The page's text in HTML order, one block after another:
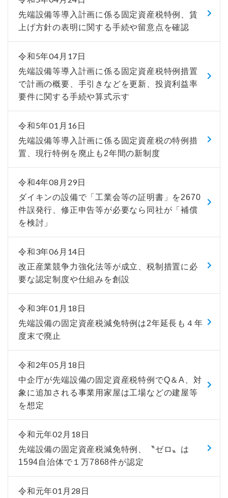
先端設備等導入計画に係る固定資産税特例、賃
上げ方針の表明に関する手続や留意点を確認
令和5年04月17日
先端設備等導入計画に係る固定資産税特例措置
で計画の概要、手引きなどを更新、投資利益率
要件に関する手続や算式示す
令和5年01月16日
先端設備等導入計画に係る固定資産税の特例措
置、現行特例を廃止も2年間の新制度
令和4年08月29日
ダイキンの設備で「工業会等の証明書」を2670
件誤発行、修正申告等が必要なら同社が「補償
を検討」
令和3年06月14日
改正産業競争力強化法等が成立、税制措置に必
要な認定制度や仕組みを創設
令和3年01月18日
先端設備の固定資産税減免特例は2年延長も４年
度末で廃止
令和2年05月18日
中企庁が先端設備の固定資産税特例でQ＆A、対
象に追加される事業用家屋は工場などの建屋等
を想定
令和元年02月18日
先端設備の固定資産税減免特例、〝ゼロ〟は
1594自治体で１万7868件が認定
令和元年01月28日